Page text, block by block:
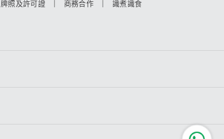
牌照及許可證 商務合作 識煮識食